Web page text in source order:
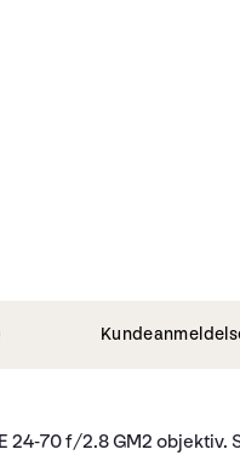
24-70 f/2.8 GM2